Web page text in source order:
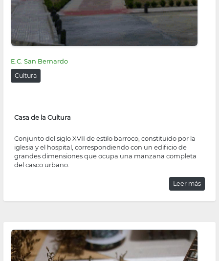
E.C. San Bernardo
Cultura
Casa de la Cultura
Conjunto del siglo XVII de estilo barroco, constituido por la
iglesia y el hospital, correspondiendo con un edificio de
grandes dimensiones que ocupa una manzana completa
del casco urbano.
Leer más